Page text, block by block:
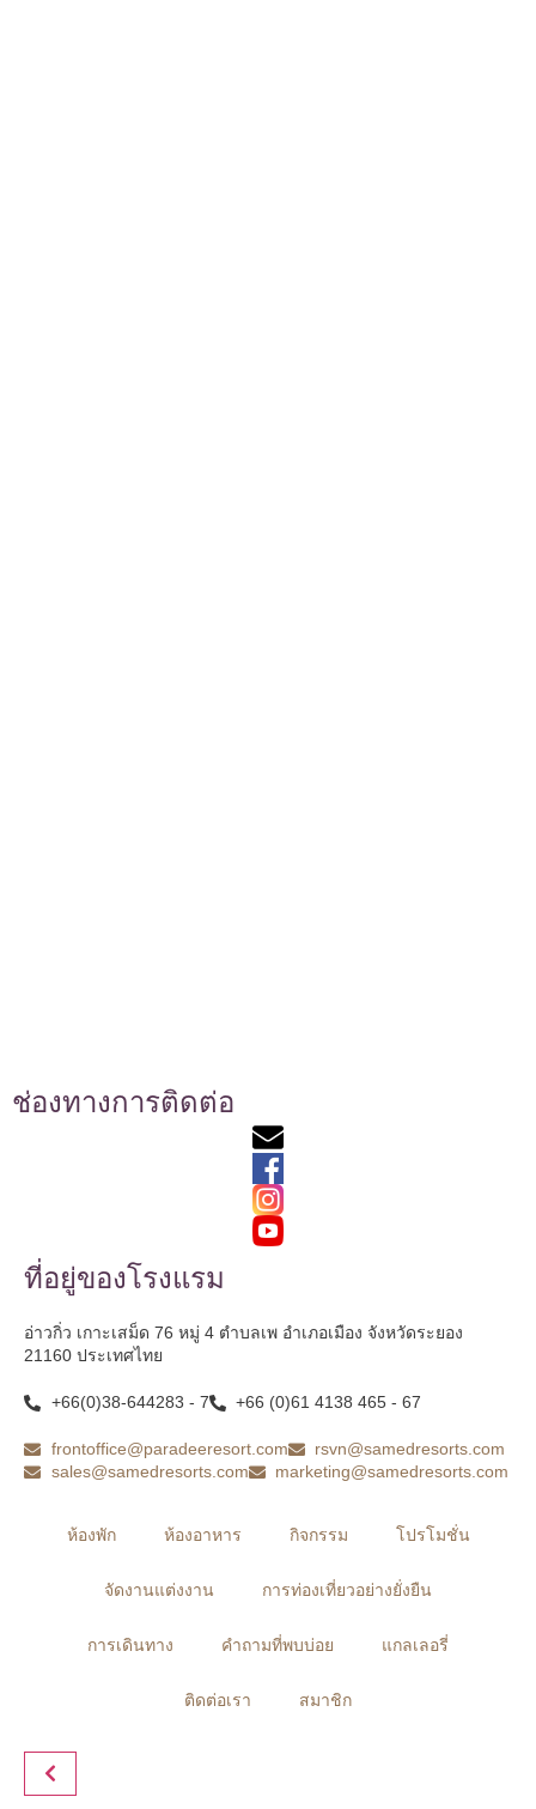
ช่องทางการติดต่อ
ที่อยู่ของโรงแรม
อ่าวกิ่ว เกาะเสม็ด 76 หมู่ 4 ตำบลเพ อำเภอเมือง จังหวัดระยอง
21160 ประเทศไทย
+66(0)38-644283 - 7 +66 (0)61 4138 465 - 67
frontoffice@paradeeresort.com
rsvn@samedresorts.com
sales@samedresorts.com
marketing@samedresorts.com
ห้องพัก ห้องอาหาร กิจกรรม โปรโมชั่น
จัดงานแต่งงาน การท่องเที่ยวอย่างยั่งยืน
การเดินทาง คำถามที่พบบ่อย แกลเลอรี่
ติดต่อเรา สมาชิก